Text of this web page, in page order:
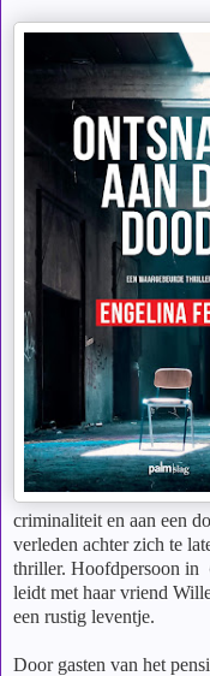
criminaliteit en aan een
verleden achter zich te
thriller. Hoofdpersoon in
leidt met haar vriend
een rustig leventje.
Door gasten van het